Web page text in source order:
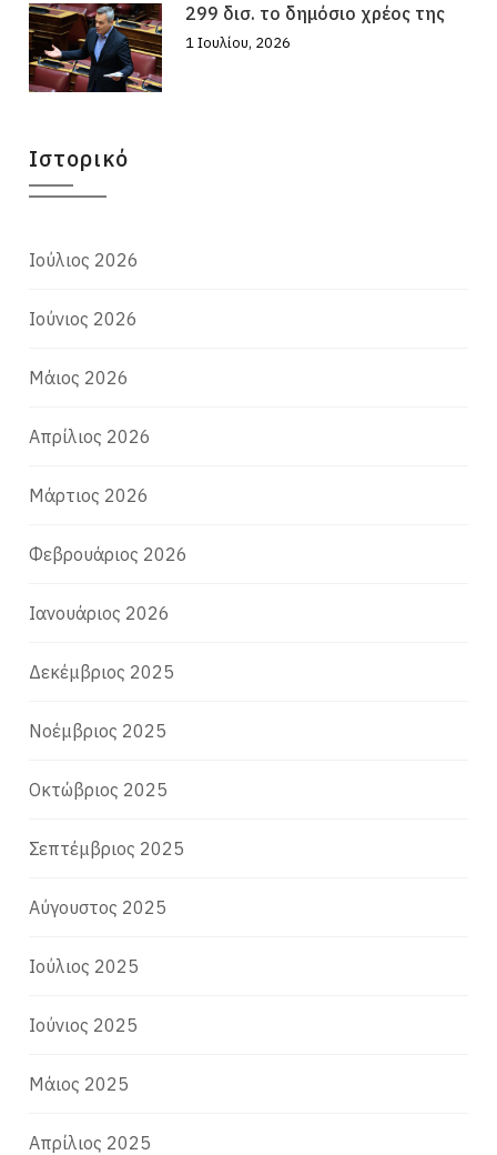
299 δισ. το δημόσιο χρέος της
1 Ιουλίου, 2026
Ιστορικό
Ιούλιος 2026
Ιούνιος 2026
Μάιος 2026
Απρίλιος 2026
Μάρτιος 2026
Φεβρουάριος 2026
Ιανουάριος 2026
Δεκέμβριος 2025
Νοέμβριος 2025
Οκτώβριος 2025
Σεπτέμβριος 2025
Αύγουστος 2025
Ιούλιος 2025
Ιούνιος 2025
Μάιος 2025
Απρίλιος 2025